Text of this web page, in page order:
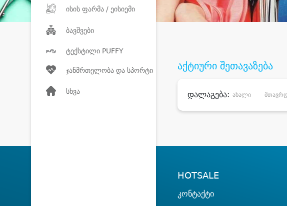
ისის ფარმა / ეისიემი
ბავშვები
ტექსტილი PUFFY
ჯანმრთელობა და სპორტი
სხვა
აქტიური შეთავაზება
დალაგება: ახალი
HOTSALE
კონტაქტი